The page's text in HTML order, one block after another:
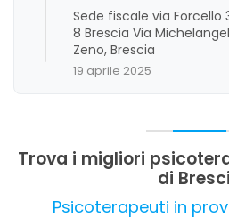
positivo, sottolineando
l'attenzione alle esigenze
Sede fiscale via Forcello
8 Brescia Via
Zeno, Brescia
19 aprile 2025
Trova i migliori
di
Psicoterapeuti in